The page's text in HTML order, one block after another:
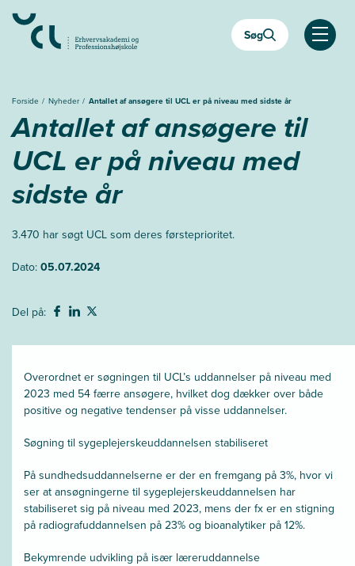
hovedindhold
Søg
Åben
Forside Nyheder Antallet af ansøgere til UCL er på niveau med sidste år
Antallet af ansøgere til
UCL er på niveau med
sidste år
3.470 har søgt UCL som deres førsteprioritet.
Dato: 05.07.2024
Del på:
Overordnet er søgningen til UCL’s uddannelser på niveau med
2023 med 54 færre ansøgere, hvilket dog dækker over både
positive og negative tendenser på visse uddannelser.
Søgning til sygeplejerskeuddannelsen stabiliseret
På sundhedsuddannelserne er der en fremgang på 3%, hvor vi
ser at ansøgningerne til sygeplejerskeuddannelsen har
stabiliseret sig på niveau med 2023, mens der fx er en stigning
på radiografuddannelsen på 23% og bioanalytiker på 12%.
Bekymrende udvikling på især læreruddannelse